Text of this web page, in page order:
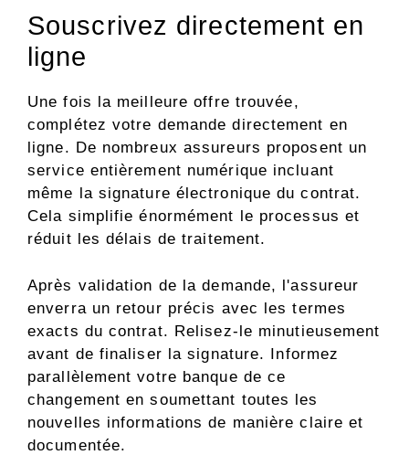
Souscrivez directement en
ligne
Une fois la meilleure offre trouvée,
complétez votre demande directement en
ligne. De nombreux assureurs proposent un
service entièrement numérique incluant
même la signature électronique du contrat.
Cela simplifie énormément le processus et
réduit les délais de traitement.
Après validation de la demande, l'assureur
enverra un retour précis avec les termes
exacts du contrat. Relisez-le minutieusement
avant de finaliser la signature. Informez
parallèlement votre banque de ce
changement en soumettant toutes les
nouvelles informations de manière claire et
documentée.